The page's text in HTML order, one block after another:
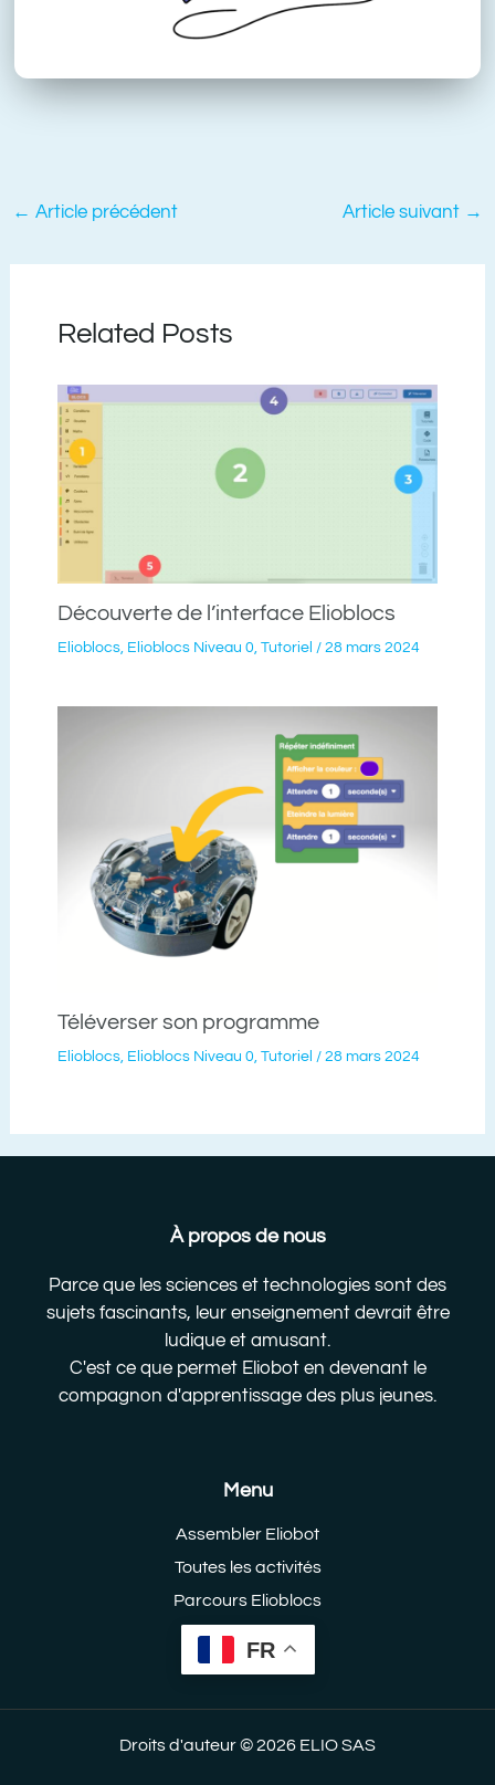
← Article précédent Article suivant →
Related Posts
Découverte de l’interface Elioblocs
Elioblocs, Elioblocs Niveau 0, Tutoriel / 28 mars 2024
Téléverser son programme
Elioblocs, Elioblocs Niveau 0 Tutoriel / 28 mars 2024
À propos de nous
Parce que les sciences et technologies sont des
sujets fascinants, leur enseignement devrait être
ludique et amusant.
C'est ce que permet Eliobot en devenant le
compagnon d'apprentissage des plus jeunes.
Menu
Assembler Eliobot
Toutes les activités
Parcours Elioblocs
Parcours Python
FR
Droits d'auteur © 2026 ELIO SAS